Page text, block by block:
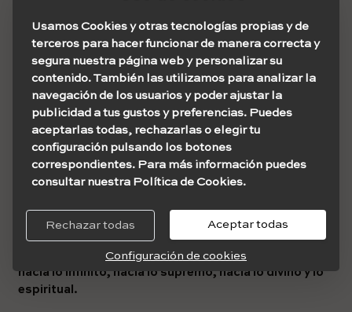
Uno de los significados de los tatuajes de ojos
realistas es que se relacionan con la claridad, la
profundidad y la sabiduría del alma.
Se dice que los ojos muestran la verdad de una persona y
que por medio de ellos se ve el estado emocional del
alma.
Además, también pueden estar ligados a la protección
del tipo de ojos que se tatúen, muchas personas le
atribuyen significados de purificación.
Los ojos, para muchas religiones, son la apertura
hacia lo infinito, hacia lo supremo, hacia lo divino y lo
espiritual.
Usamos Cookies y otras tecnologías propias y de
terceros para hacer funcionar de manera correcta y
segura nuestra página web y personalizar su
contenido. También las utilizamos para analizar la
navegación de los usuarios y poder ajustar la
publicidad a tus gustos y preferencias. Puedes
aceptarlas todas, rechazarlas o elegir tu
configuración pulsando los botones
correspondientes. Para más información puedes
consultar nuestra Política de Cookies.
Rechazar todas Aceptar todas
Configuración de cookies